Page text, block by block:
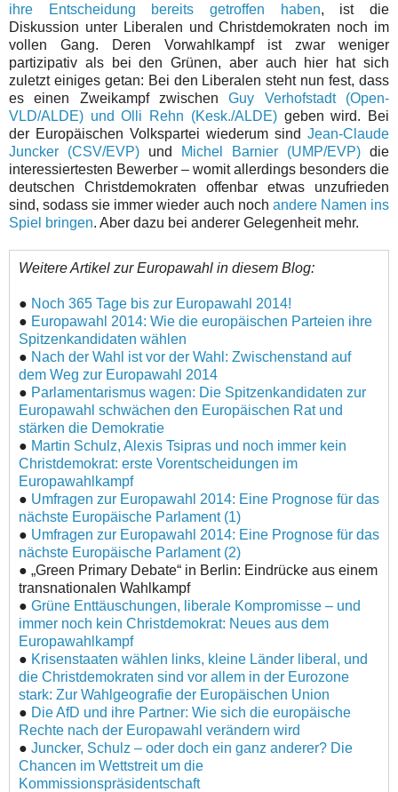
ihre Entscheidung bereits getroffen haben, ist die
Diskussion unter Liberalen und Christdemokraten noch im
vollen Gang. Deren Vorwahlkampf ist zwar weniger
partizipativ als bei den Grünen, aber auch hier hat sich
zuletzt einiges getan: Bei den Liberalen steht nun fest, dass
es einen Zweikampf zwischenGuy Verhofstadt (Open-
VLD/ALDE) und Olli Rehn (Kesk./ALDE)geben wird. Bei
der Europäischen Volkspartei wiederum sind Jean-Claude
Juncker (CSV/EVP) und Michel Barnier (UMP/EVP) die
interessiertesten Bewerber – womit allerdings besonders die
deutschen Christdemokraten offenbar etwas unzufrieden
sind, sodass sie immer wieder auch noch andere Namen ins
Spiel bringen. Aber dazu bei anderer Gelegenheit mehr.
Weitere Artikel zur Europawahl in diesem Blog:
● Noch 365 Tage bis zur Europawahl 2014!
● Europawahl 2014: Wie die europäischen Parteien ihre
Spitzenkandidaten wählen
● Nach der Wahl ist vor der Wahl: Zwischenstand auf
dem Weg zur Europawahl 2014
● Parlamentarismus wagen: Die Spitzenkandidaten zur
Europawahl schwächen den Europäischen Rat und
stärken die Demokratie
● Martin Schulz, Alexis Tsipras und noch immer kein
Christdemokrat: erste Vorentscheidungen im
Europawahlkampf
● Umfragen zur Europawahl 2014: Eine Prognose für das
nächste Europäische Parlament (1)
● Umfragen zur Europawahl 2014: Eine Prognose für das
nächste Europäische Parlament (2)
● „Green Primary Debate“ in Berlin: Eindrücke aus einem
transnationalen Wahlkampf
● Grüne Enttäuschungen, liberale Kompromisse – und
immer noch kein Christdemokrat: Neues aus dem
Europawahlkampf
● Krisenstaaten wählen links, kleine Länder liberal, und
die Christdemokraten sind vor allem in der Eurozone
stark: Zur Wahlgeografie der Europäischen Union
● Die AfD und ihre Partner: Wie sich die europäische
Rechte nach der Europawahl verändern wird
● Juncker, Schulz – oder doch ein ganz anderer? Die
Chancen im Wettstreit um die
Kommissionspräsidentschaft